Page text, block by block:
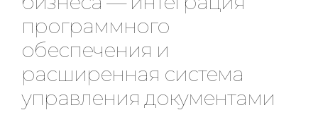
программного
обеспечения и
расширенная система
управления документами